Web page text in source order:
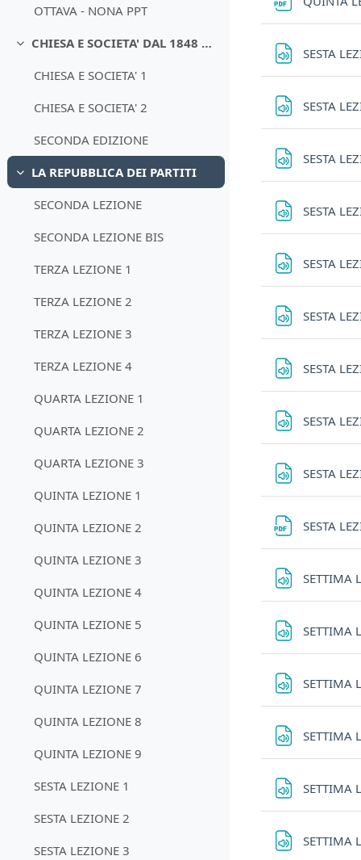
OTTAVA - NONA PPT
Minimizza
CHIESA E SOCIETA' DAL 1848 AL CONCILIO ECUMENICO VATICANO II
CHIESA E SOCIETA' 1
CHIESA E SOCIETA' 2
SECONDA EDIZIONE
Minimizza
LA REPUBBLICA DEI PARTITI
SECONDA LEZIONE
SECONDA LEZIONE BIS
TERZA LEZIONE 1
TERZA LEZIONE 2
TERZA LEZIONE 3
TERZA LEZIONE 4
QUARTA LEZIONE 1
QUARTA LEZIONE 2
QUARTA LEZIONE 3
QUINTA LEZIONE 1
QUINTA LEZIONE 2
QUINTA LEZIONE 3
QUINTA LEZIONE 4
QUINTA LEZIONE 5
QUINTA LEZIONE 6
QUINTA LEZIONE 7
QUINTA LEZIONE 8
QUINTA LEZIONE 9
SESTA LEZIONE 1
SESTA LEZIONE 2
SESTA LEZIONE 3
SESTA
SESTA
SESTA
SESTA
SESTA
SESTA
SESTA
SESTA
SESTA
SESTA
SETTIMA
SETTIMA
SETTIMA
SETTIMA
SETTIMA
SETTIMA